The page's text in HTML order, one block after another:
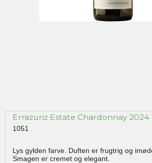
Errazuriz Estate Chardonnay 2024
1051
Lys gylden farve. Duften er frugtrig og
Smagen er cremet og elegant.